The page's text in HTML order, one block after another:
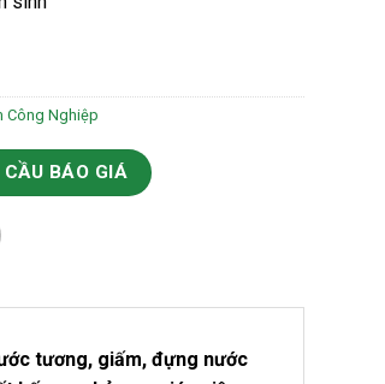
Công Nghiệp
CẦU BÁO GIÁ
tương, giấm, đựng nước